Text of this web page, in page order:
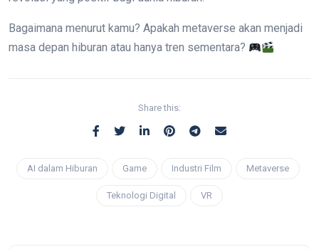
Bagaimana menurut kamu? Apakah metaverse akan menjadi
masa depan hiburan atau hanya tren sementara?
Share this:
AI dalam Hiburan Game Industri Film Metaverse
Teknologi Digital VR